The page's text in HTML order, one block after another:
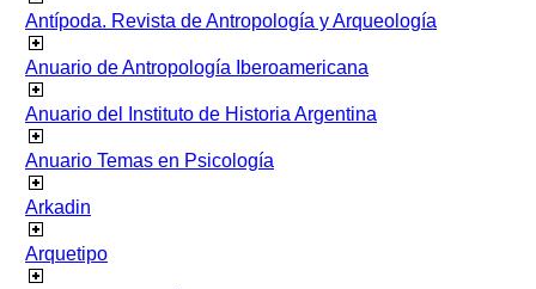
Antípoda. Revista de Antropología y Arqueología
Anuario de Antropología Iberoamericana
Anuario del Instituto de Historia Argentina
Anuario Temas en Psicología
Arkadin
Arquetipo